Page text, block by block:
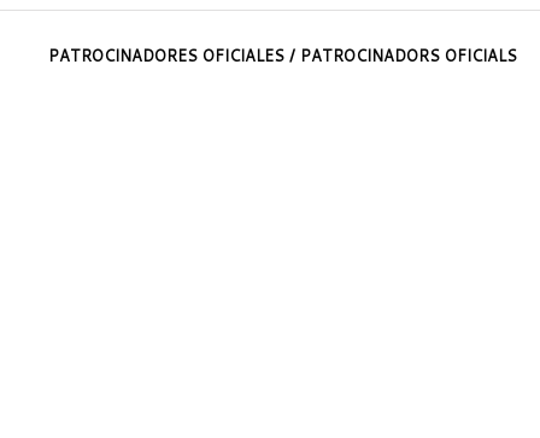
PATROCINADORES OFICIALES / PATROCINADORS OFICIALS